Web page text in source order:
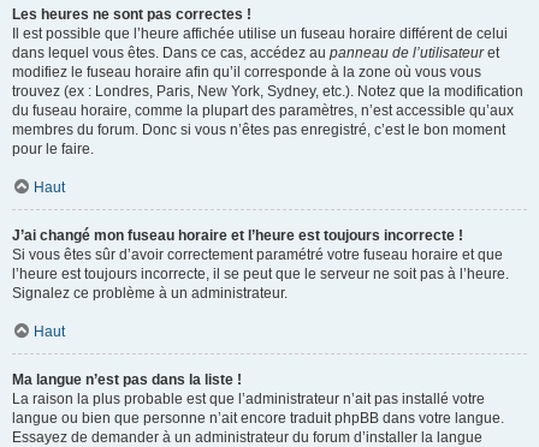
Les heures ne sont pas correctes !
Il est possible que l’heure affichée utilise un fuseau horaire différent de celui
dans lequel vous êtes. Dans ce cas, accédez au panneau de l’utilisateuret
modifiez le fuseau horaire afin qu’il corresponde à la zone où vous vous
trouvez (ex : Londres, Paris, New York, Sydney, etc.). Notez que la modification
du fuseau horaire, comme la plupart des paramètres, n’est accessible qu’aux
membres du forum. Donc si vous n’êtes pas enregistré, c’est le bon moment
pour le faire.
Haut
J’ai changé mon fuseau horaire et l’heure est toujours incorrecte !
Si vous êtes sûr d’avoir correctement paramétré votre fuseau horaire et que
l’heure est toujours incorrecte, il se peut que le serveur ne soit pas à l’heure.
Signalez ce problème à un administrateur.
Haut
Ma langue n’est pas dans la liste !
La raison la plus probable est que l’administrateur n’ait pas installé votre
langue ou bien que personne n’ait encore traduit phpBB dans votre langue.
Essayez de demander à un administrateur du forum d’installer la langue